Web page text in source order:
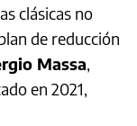
clásicas no
de reducción
Massa,
en 2021,